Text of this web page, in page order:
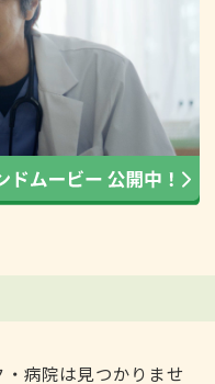
病院は見つかりませ